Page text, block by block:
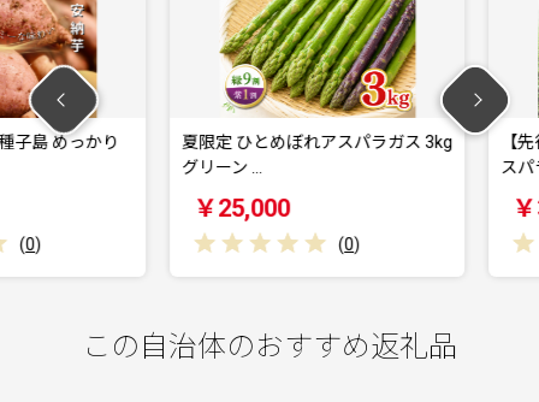
めっかり
夏限定 ひとめぼれアスパラガス 3kg
グリーン …
￥25,000
(0)
【先行予
スパラガ
￥
この自治体のおすすめ返礼品